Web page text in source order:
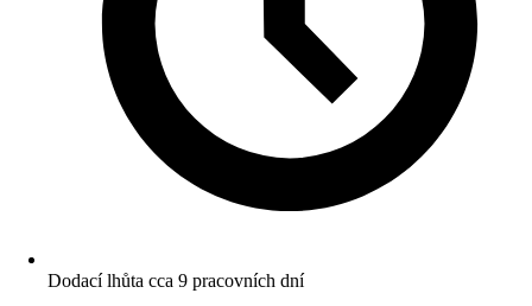
Dodací lhůta cca 9 pracovních dní